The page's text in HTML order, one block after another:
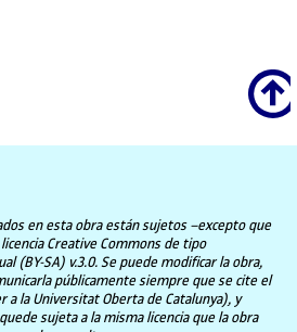
Scroll
en esta obra están sujetos –excepto que
Creative Commons de tipo
(BY-SA) v.3.0. Se puede modificar la obra,
públicamente siempre que se cite el
a la Universitat Oberta de Catalunya), y
sujeta a la misma licencia que la obra